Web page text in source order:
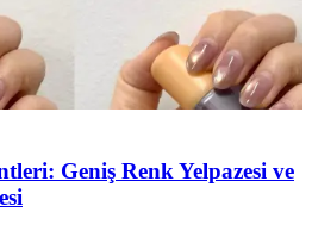
Geniş Renk Yelpazesi ve